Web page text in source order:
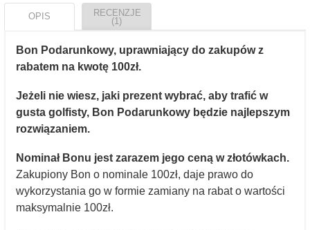
OPIS
RECENZJE
(1)
Bon Podarunkowy, uprawniający do zakupów z
rabatem na kwotę 100zł.
Jeżeli nie wiesz, jaki prezent wybrać, aby trafić w
gusta golfisty, Bon Podarunkowy będzie najlepszym
rozwiązaniem.
Nominał Bonu jest zarazem jego ceną w złotówkach.
Zakupiony Bon o nominale 100zł, daje prawo do
wykorzystania go w formie zamiany na rabat o wartości
maksymalnie 100zł.